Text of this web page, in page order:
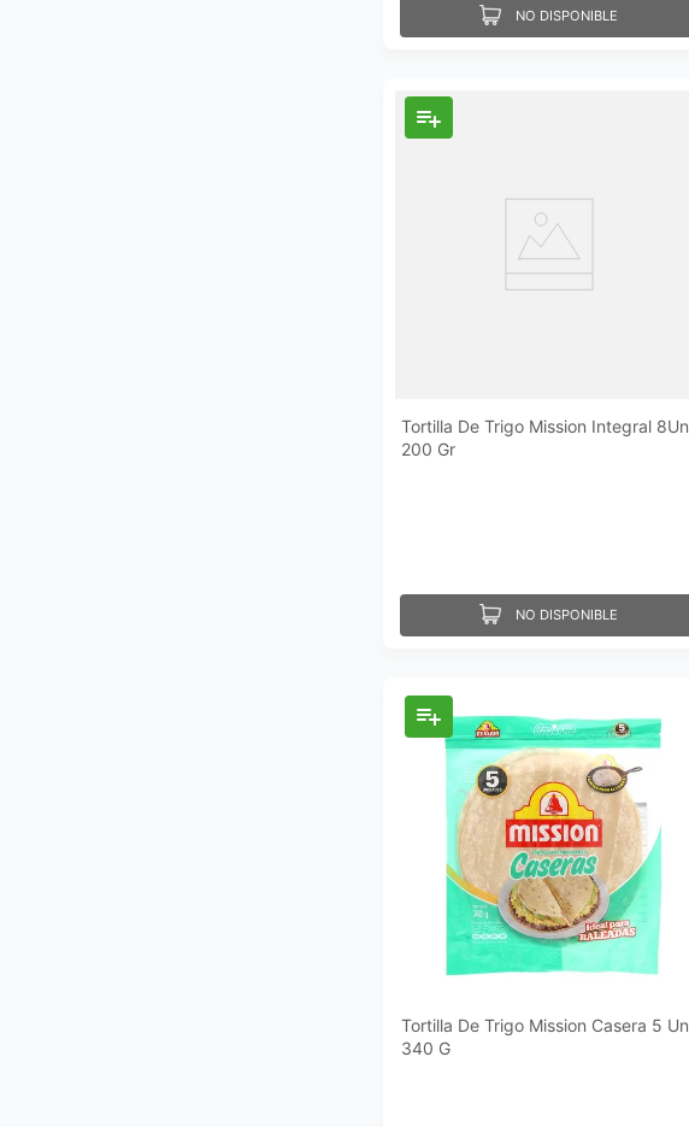
NO DISPONIBLE
Tortilla De Trigo Mission Integral 8Un
200 Gr
NO DISPONIBLE
Tortilla De Trigo Mission Casera 5 Un
340 G